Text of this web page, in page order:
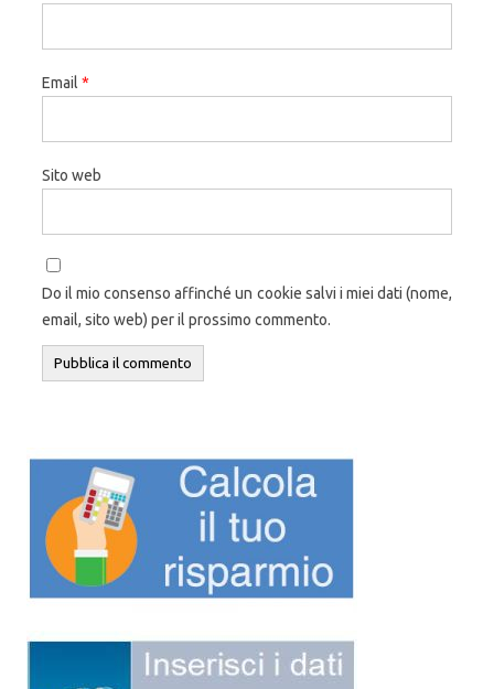
Email *
Sito web
Do il mio consenso affinché un cookie salvi i miei dati (nome,
email, sito web) per il prossimo commento.